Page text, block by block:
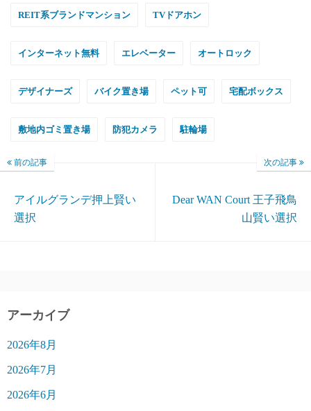
REIT系ブランドマンション TVドアホン
インターネット無料 エレベーター オートロック
デザイナーズ バイク置き場 ペット可 宅配ボックス
敷地内ゴミ置き場 防犯カメラ 駐輪場
前の記事
アイルグランデ押上賢い
選択
次の記事
Dear WAN Court 王子飛鳥
山賢い選択
アーカイブ
2026年8月
2026年7月
2026年6月